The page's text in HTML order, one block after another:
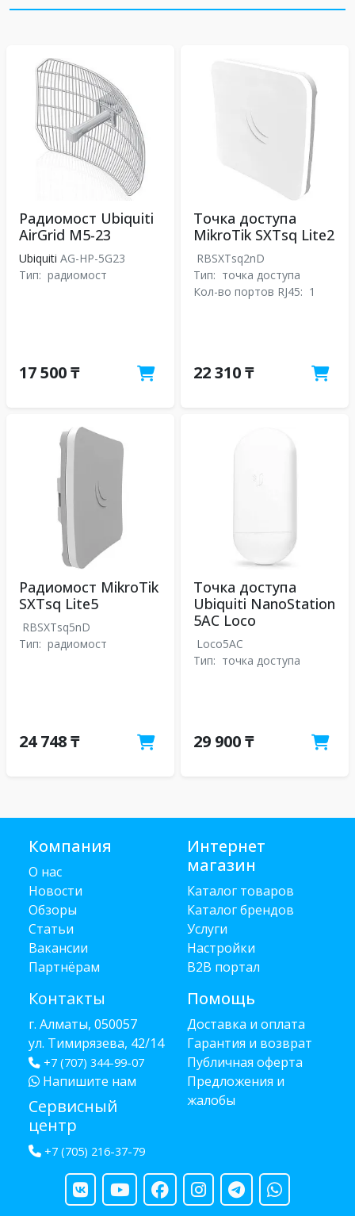
Радиомост Ubiquiti
AirGrid M5-23
Ubiquiti AG-HP-5G23
Тип: радиомост
17 500 ₸
Точка доступа
MikroTik SXTsq Lite2
RBSXTsq2nD
Тип: точка доступа
Кол-во портов RJ45: 1
22 310 ₸
Радиомост MikroTik
SXTsq Lite5
RBSXTsq5nD
Тип: радиомост
24 748 ₸
Точка доступа
Ubiquiti NanoStation
5AC Loco
Loco5AC
Тип: точка доступа
29 900 ₸
Компания
О нас
Новости
Обзоры
Статьи
Вакансии
Партнёрам
Контакты
г. Алматы, 050057
ул. Тимирязева, 42/14
+7 (707) 344-99-07
Напишите нам
Сервисный
центр
+7 (705) 216-37-79
Интернет
магазин
Каталог товаров
Каталог брендов
Услуги
Настройки
B2B портал
Помощь
Доставка и оплата
Гарантия и возврат
Публичная оферта
Предложения и
жалобы